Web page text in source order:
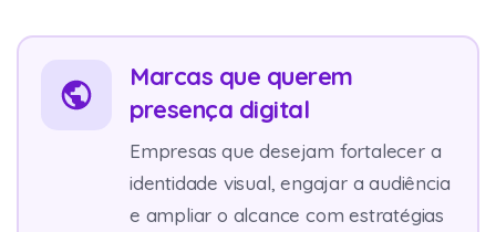
Marcas que querem
presença digital
Empresas que desejam fortalecer a
identidade visual, engajar a audiência
e ampliar o alcance com estratégias